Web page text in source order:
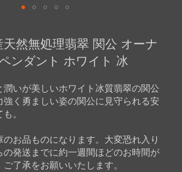
天然無処理翡翠 関公 オーナ
ンダント ホワイト 冰
潤いが美しいホワイト冰質翡翠の関公
強く勇ましい姿の関公に見守られる安
。
のお品ものになります。大変恐れ入り
の発送までに約一週間ほどのお時間が
了承をお願いいたします。